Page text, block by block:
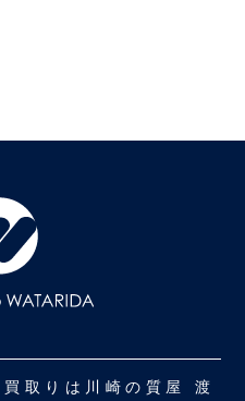
取りは川崎の質屋 渡